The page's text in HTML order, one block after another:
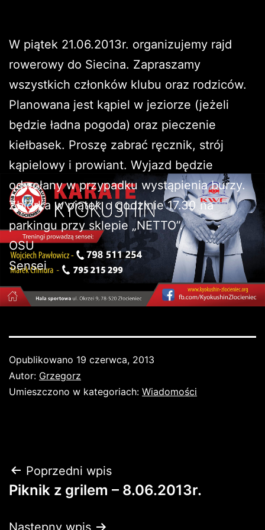
W piątek 21.06.2013r. organizujemy rajd
rowerowy do Siecina. Zapraszamy
wszystkich członków klubu oraz rodziców.
Planowana jest kąpiel w jeziorze (jeżeli
będzie ładna pogoda) oraz pieczenie
kiełbasek. Proszę zabrać ręcznik, strój
kąpielowy i prowiant. Wyjazd będzie
odwołany w przypadku wystąpienia burzy.
Zbiórka w piątek o godzinie 17.30 na
parkingu przy sklepie „NETTO”.
OSU
Sensei
Opublikowano 19 czerwca, 2013
Autor: Grzegorz
Umieszczono w kategoriach: Wiadomości
Nawigacja
wpisu
Poprzedni wpis
Piknik z grilem – 8.06.2013r.
Następny wpis